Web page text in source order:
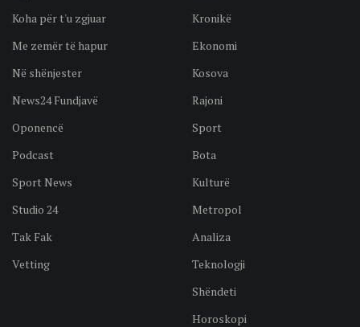
Koha për t'u zgjuar
Me zemër të hapur
Në shënjester
News24 Fundjavë
Oponencë
Podcast
Sport News
Studio 24
Tak Fak
Vetting
Kronikë
Ekonomi
Kosova
Rajoni
Sport
Bota
Kulturë
Metropol
Analiza
Teknologji
Shëndeti
Horoskopi